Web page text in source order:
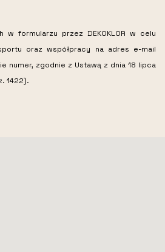
formularzu przez DEKOKLOR w celu
oraz współpracy na adres e-mail
numer, zgodnie z Ustawą z dnia 18 lipca
1422).